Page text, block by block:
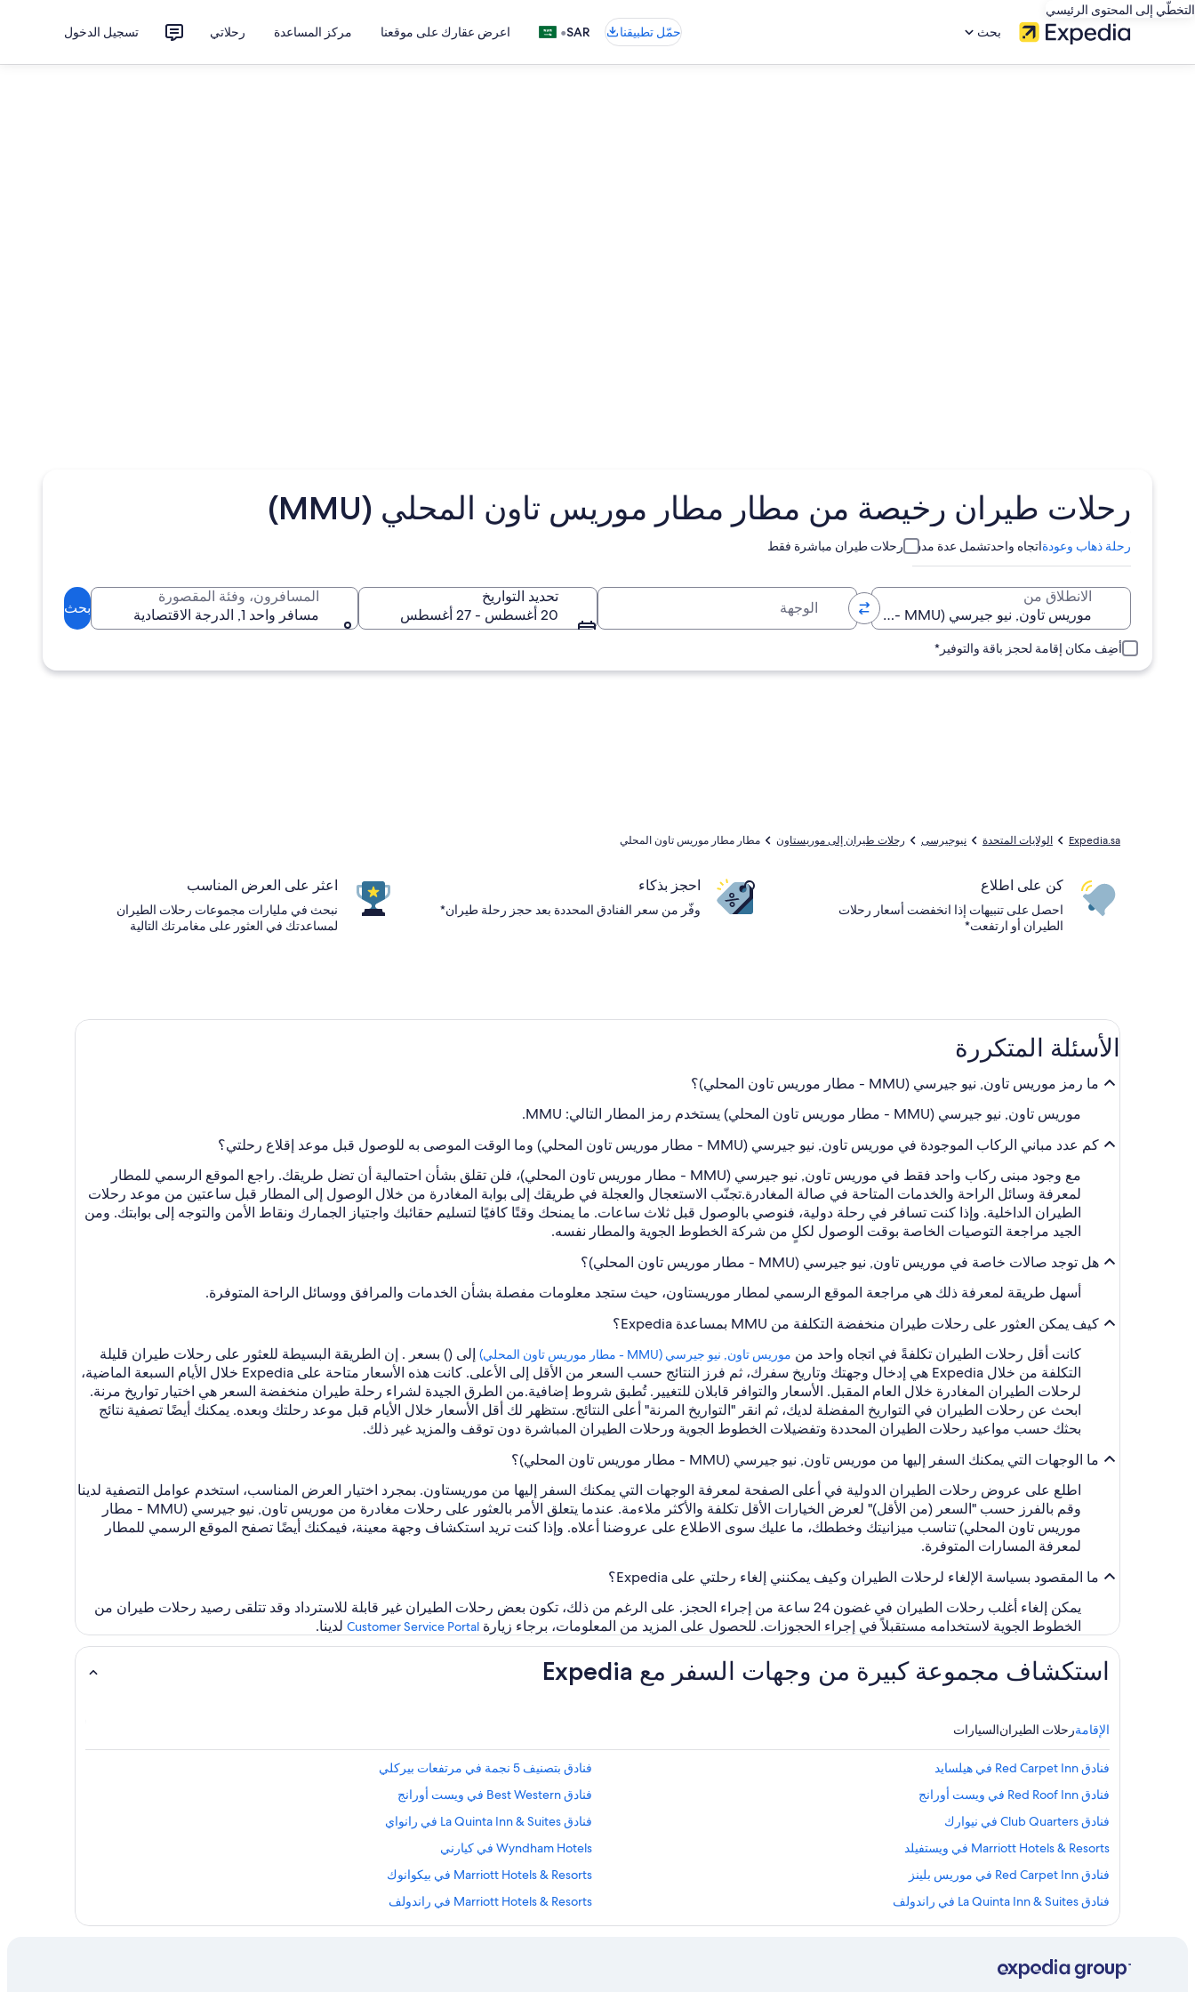
التخطّي إلى المحتوى الرئيسي
بحث
حمّل تطبيقنا SAR
• اعرض عقارك على موقعنا مركز المساعدة رحلاتي تسجيل الدخول
رحلات طيران رخيصة من مطار مطار موريس تاون المحلي (MMU)
رحلة ذهاب وعودةاتجاه واحدتشمل عدة مدن رحلات طيران مباشرة فقط
الانطلاق من
تحديد التواريخ
20 أغسطس - 27 أغسطس
المسافرون، وفئة المقصورة
مسافر واحد 1, الدرجة الاقتصادية
بحث
أضِف مكان إقامة لحجز باقة والتوفير*
Expedia.sa الولايات المتحدة نيوجيرسى رحلات طيران إلى موريستاون مطار مطار موريس تاون المحلي
كن على اطلاع
احصل على تنبيهات إذا انخفضت أسعار رحلات
الطيران أو ارتفعت*
احجز بذكاء
وفّر من سعر الفنادق المحددة بعد حجز رحلة طيران*
اعثر على العرض المناسب
نبحث في مليارات مجموعات رحلات الطيران
لمساعدتك في العثور على مغامرتك التالية
الأسئلة المتكررة
ما رمز موريس تاون, نيو جيرسي (MMU - مطار موريس تاون المحلي)؟
موريس تاون, نيو جيرسي (MMU - مطار موريس تاون المحلي) يستخدم رمز المطار التالي: MMU.
كم عدد مباني الركاب الموجودة في موريس تاون, نيو جيرسي (MMU - مطار موريس تاون المحلي) وما الوقت الموصى به للوصول قبل موعد إقلاع رحلتي؟
مع وجود مبنى ركاب واحد فقط في موريس تاون, نيو جيرسي (MMU - مطار موريس تاون المحلي)، فلن تقلق بشأن احتمالية أن تضل طريقك. راجع الموقع الرسمي للمطار
لمعرفة وسائل الراحة والخدمات المتاحة في صالة المغادرة.تجنّب الاستعجال والعجلة في طريقك إلى بوابة المغادرة من خلال الوصول إلى المطار قبل ساعتين من موعد رحلات
الطيران الداخلية. وإذا كنت تسافر في رحلة دولية، فنوصي بالوصول قبل ثلاث ساعات. ما يمنحك وقتًا كافيًا لتسليم حقائبك واجتياز الجمارك ونقاط الأمن والتوجه إلى بوابتك. ومن
الجيد مراجعة التوصيات الخاصة بوقت الوصول لكلٍ من شركة الخطوط الجوية والمطار نفسه.
هل توجد صالات خاصة في موريس تاون, نيو جيرسي (MMU - مطار موريس تاون المحلي)؟
أسهل طريقة لمعرفة ذلك هي مراجعة الموقع الرسمي لمطار موريستاون، حيث ستجد معلومات مفصلة بشأن الخدمات والمرافق ووسائل الراحة المتوفرة.
كيف يمكن العثور على رحلات طيران منخفضة التكلفة من MMU بمساعدة Expedia؟
كانت أقل رحلات الطيران تكلفةً في اتجاه واحد من موريس تاون, نيو جيرسي (MMU - مطار موريس تاون المحلي)
إلى () بسعر . إن الطريقة البسيطة للعثور على رحلات طيران قليلة
التكلفة من خلال Expedia هي إدخال وجهتك وتاريخ سفرك، ثم فرز النتائج حسب السعر من الأقل إلى الأعلى. كانت هذه الأسعار متاحة على Expedia خلال الأيام السبعة الماضية،
لرحلات الطيران المغادرة خلال العام المقبل. الأسعار والتوافر قابلان للتغيير. تُطبق شروط إضافية.من الطرق الجيدة لشراء رحلة طيران منخفضة السعر هي اختيار تواريخ مرنة.
ابحث عن رحلات الطيران في التواريخ المفضلة لديك، ثم انقر "التواريخ المرنة" أعلى النتائج. ستظهر لك أقل الأسعار خلال الأيام قبل موعد رحلتك وبعده. يمكنك أيضًا تصفية نتائج
بحثك حسب مواعيد رحلات الطيران المحددة وتفضيلات الخطوط الجوية ورحلات الطيران المباشرة دون توقف والمزيد غير ذلك.
ما الوجهات التي يمكنك السفر إليها من موريس تاون, نيو جيرسي (MMU - مطار موريس تاون المحلي)؟
اطلع على عروض رحلات الطيران الدولية في أعلى الصفحة لمعرفة الوجهات التي يمكنك السفر إليها من موريستاون. بمجرد اختيار العرض المناسب، استخدم عوامل التصفية لدينا
وقم بالفرز حسب "السعر (من الأقل)" لعرض الخيارات الأقل تكلفة والأكثر ملاءمة. عندما يتعلق الأمر بالعثور على رحلات مغادرة من موريس تاون, نيو جيرسي (MMU - مطار
موريس تاون المحلي) تناسب ميزانيتك وخططك، ما عليك سوى الاطلاع على عروضنا أعلاه. وإذا كنت تريد استكشاف وجهة معينة، فيمكنك أيضًا تصفح الموقع الرسمي للمطار
لمعرفة المسارات المتوفرة.
ما المقصود بسياسة الإلغاء لرحلات الطيران وكيف يمكنني إلغاء رحلتي على Expedia؟
يمكن إلغاء أغلب رحلات الطيران في غضون 24 ساعة من إجراء الحجز. على الرغم من ذلك، تكون بعض رحلات الطيران غير قابلة للاسترداد وقد تتلقى رصيد رحلات طيران من
الخطوط الجوية لاستخدامه مستقبلاً في إجراء الحجوزات. للحصول على المزيد من المعلومات، برجاء زيارة Customer Service Portal لدينا.
استكشاف مجموعة كبيرة من وجهات السفر مع Expedia
الإقامةرحلات الطيرانالسيارات
فنادق Red Carpet Inn في هيلسايد
فنادق بتصنيف 5 نجمة في مرتفعات بيركلي
فنادق Red Roof Inn في ويست أورانج
فنادق Best Western في ويست أورانج
فنادق Club Quarters في نيوارك
فنادق La Quinta Inn & Suites في رانواي
Marriott Hotels & Resorts في ويستفيلد
Wyndham Hotels في كيارني
فنادق Red Carpet Inn في موريس بلينز
Marriott Hotels & Resorts في بيكوانوك
فنادق La Quinta Inn & Suites في راندولف
Marriott Hotels & Resorts في راندولف
فنادق Loews في روزيل
فنادق نيوارك
Accor Hotels في نيوارك